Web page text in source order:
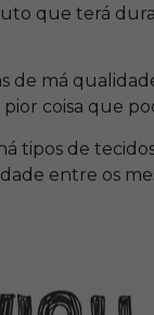
que terá
de má
pior coisa que
tipos de
entre os